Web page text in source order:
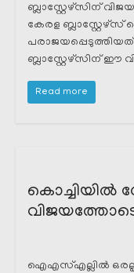
ബ്ലാസ്റ്റേഴ്സിന്
കേരള
ബ്ലാസ്റ്റേഴ്സിന് ഈ
Read more
കൊച്ചിയിൽ
വിജയത്തോടെ
ഐഎസ്എല്ലിൽ